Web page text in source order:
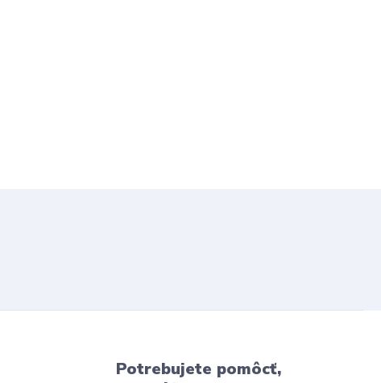
Potrebujete pomôcť,